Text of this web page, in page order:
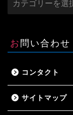
お問い合わせ
コンタクト
サイトマップ